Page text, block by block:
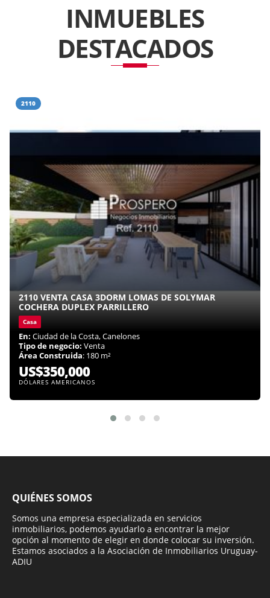
INMUEBLES
DESTACADOS
2110
2110 VENTA CASA 3DORM LOMAS DE SOLYMAR
COCHERA DUPLEX PARRILLERO
Casa
En: Ciudad de la Costa, Canelones
Tipo de negocio: Venta
Área Construida: 180 m²
US$350,000
DÓLARES AMERICANOS
QUIÉNES SOMOS
Somos una empresa especializada en servicios
inmobiliarios, podemos ayudarlo a encontrar la mejor
opción al momento de elegir en donde colocar su inversión.
Estamos asociados a la Asociación de Inmobiliarios Uruguay-
ADIU